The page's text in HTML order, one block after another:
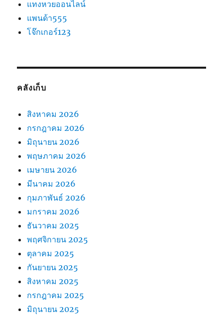
แทงหวยออนไลน์
แพนด้า555
โจ๊กเกอร์123
คลังเก็บ
สิงหาคม 2026
กรกฎาคม 2026
มิถุนายน 2026
พฤษภาคม 2026
เมษายน 2026
มีนาคม 2026
กุมภาพันธ์ 2026
มกราคม 2026
ธันวาคม 2025
พฤศจิกายน 2025
ตุลาคม 2025
กันยายน 2025
สิงหาคม 2025
กรกฎาคม 2025
มิถุนายน 2025